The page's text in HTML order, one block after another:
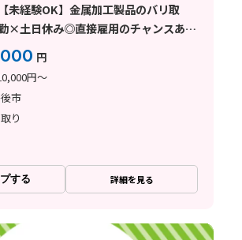
未経験OK】金属加工製品のバリ取
×土日休み◎直接雇用のチャンスあ
円
円～
市
り
する 詳細を見る